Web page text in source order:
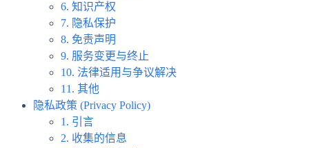
6. 知识产权
7. 隐私保护
8. 免责声明
9. 服务变更与终止
10. 法律适用与争议解决
11. 其他
隐私政策 (Privacy Policy)
1. 引言
2. 收集的信息